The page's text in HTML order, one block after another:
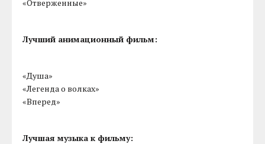
«Отверженные»
Лучший анимационный фильм:
«Душа»
«Легенда о волках»
«Вперед»
Лучшая музыка к фильму: